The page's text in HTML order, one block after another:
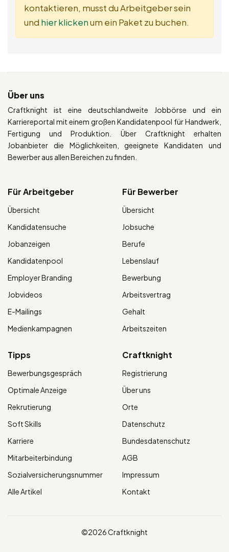
kontaktieren, musst du Arbeitgeber sein
und hier klickenum ein Paket zu buchen.
Über uns
Craftknight ist eine deutschlandweite Jobbörse und ein
Karriereportal mit einem großen Kandidatenpool für Handwerk,
Fertigung und Produktion. Über Craftknight erhalten
Jobanbieter die Möglichkeiten, geeignete Kandidaten und
Bewerber aus allen Bereichen zu finden.
Für Arbeitgeber
Übersicht
Kandidatensuche
Jobanzeigen
Kandidatenpool
Employer Branding
Jobvideos
E-Mailings
Medienkampagnen
Für Bewerber
Übersicht
Jobsuche
Berufe
Lebenslauf
Bewerbung
Arbeitsvertrag
Gehalt
Arbeitszeiten
Tipps
Bewerbungsgespräch
Optimale Anzeige
Rekrutierung
Soft Skills
Karriere
Mitarbeiterbindung
Sozialversicherungsnummer
Alle Artikel
Craftknight
Registrierung
Über uns
Orte
Datenschutz
Bundesdatenschutz
AGB
Impressum
Kontakt
©2026 Craftknight